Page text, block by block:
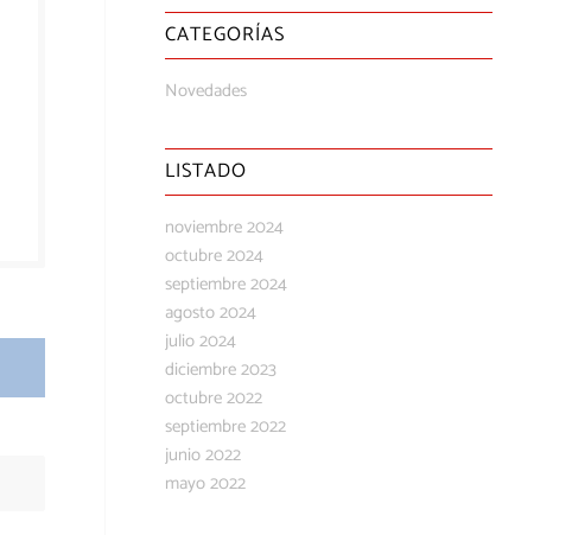
CATEGORÍAS
Novedades
LISTADO
noviembre 2024
octubre 2024
septiembre 2024
agosto 2024
julio 2024
diciembre 2023
octubre 2022
septiembre 2022
junio 2022
mayo 2022